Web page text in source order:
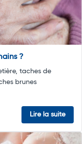
?
taches de
brunes
Lire la suite